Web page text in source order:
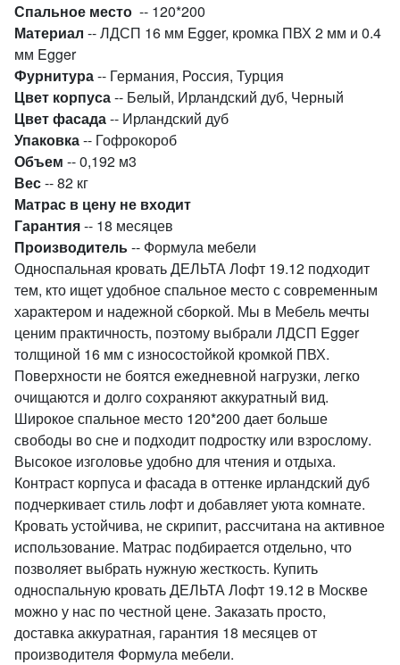
Спальное место -- 120*200
Материал --ЛДСП 16 мм Egger, кромка ПВХ 2 мм и 0.4
мм Egger
Фурнитура-- Германия, Россия, Турция
Цвет корпуса-- Белый, Ирландский дуб, Черный
Цвет фасада-- Ирландский дуб
Упаковка-- Гофрокороб
Объем -- 0,192 м3
Вес-- 82 кг
Матрас в цену не входит
Гарантия-- 18 месяцев
Производитель-- Формула мебели
Односпальная кровать ДЕЛЬТА Лофт 19.12 подходит
тем, кто ищет удобное спальное место с современным
характером и надежной сборкой. Мы в Мебель мечты
ценим практичность, поэтому выбрали ЛДСП Egger
толщиной 16 мм с износостойкой кромкой ПВХ.
Поверхности не боятся ежедневной нагрузки, легко
очищаются и долго сохраняют аккуратный вид.
Широкое спальное место 120*200 дает больше
свободы во сне и подходит подростку или взрослому.
Высокое изголовье удобно для чтения и отдыха.
Контраст корпуса и фасада в оттенке ирландский дуб
подчеркивает стиль лофт и добавляет уюта комнате.
Кровать устойчива, не скрипит, рассчитана на активное
использование. Матрас подбирается отдельно, что
позволяет выбрать нужную жесткость. Купить
односпальную кровать ДЕЛЬТА Лофт 19.12 в Москве
можно у нас по честной цене. Заказать просто,
доставка аккуратная, гарантия 18 месяцев от
производителя Формула мебели.